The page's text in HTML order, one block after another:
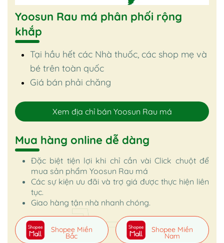
Yoosun Rau má phân phối rộng
khắp
Tại hầu hết các Nhà thuốc, các shop mẹ và
bé trên toàn quốc
Giá bán phải chăng
Xem địa chỉ bán Yoosun Rau má
Mua hàng online dễ dàng
Đặc biệt tiện lợi khi chỉ cần vài Click chuột để
mua sản phẩm Yoosun Rau má
Các sự kiện ưu đãi và trợ giá được thực hiện liên
tục.
Giao hàng tận nhà nhanh chóng.
Shopee Miền
Bắc
Shopee Miền
Nam